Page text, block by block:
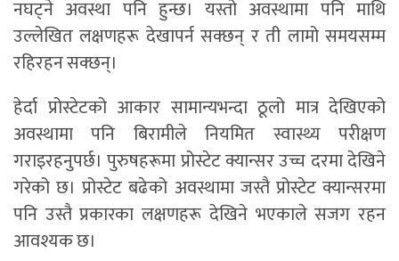
नघट्ने अवस्था पनि हुन्छ। यस्तो अवस्थामा पनि माथि
उल्लेखित लक्षणहरू देखापर्न सक्छन् र ती लामो समयसम्म
रहिरहन सक्छन्।
हेर्दा प्रोस्टेटको आकार सामान्यभन्दा ठूलो मात्र देखिएको
अवस्थामा पनि बिरामीले नियमित स्वास्थ्य परीक्षण
गराइरहनुपर्छ। पुरुषहरूमा प्रोस्टेट क्यान्सर उच्च दरमा देखिने
गरेको छ। प्रोस्टेट बढेको अवस्थामा जस्तै प्रोस्टेट क्यान्सरमा
पनि उस्तै प्रकारका लक्षणहरू देखिने भएकाले सजग रहन
आवश्यक छ।